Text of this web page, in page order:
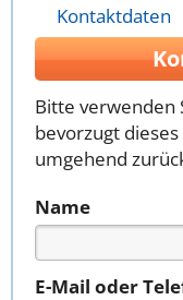
Kontaktdaten
Bitte verwenden
bevorzugt
umgehend
Name
E-Mail oder